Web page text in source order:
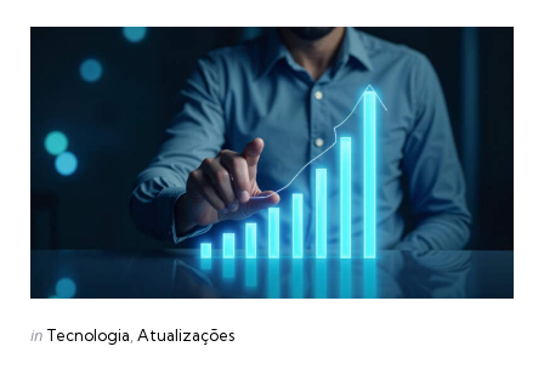
Categories
Posted
in Tecnologia Atualizações